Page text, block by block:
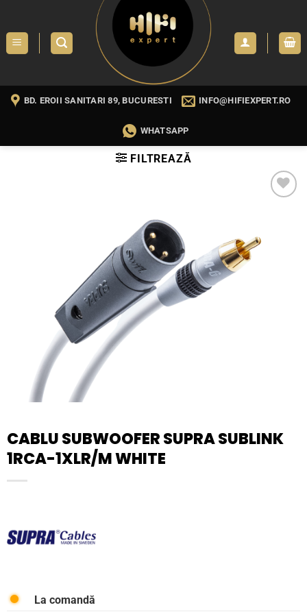
content
BD. EROII SANITARI 89, BUCURESTI INFO@HIFIEXPERT.RO
WHATSAPP
FILTREAZĂ
CABLU SUBWOOFER SUPRA SUBLINK
1RCA-1XLR/M WHITE
La comandă